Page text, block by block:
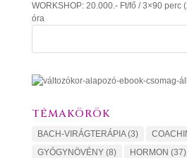
WORKSHOP: 20.000.- Ft/fő / 3×90 perc
óra
TÉMAKÖRÖK
BACH-VIRÁGTERÁPIA(3)
GYÓGYNÖVÉNY(8) HORMON (37)